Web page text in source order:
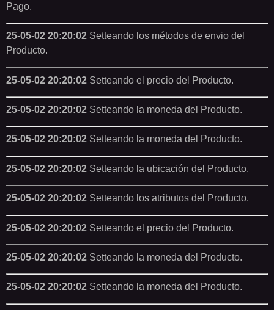
Pago.
25-05-02 20:20:02 Setteando los métodos de envio del
Producto.
25-05-02 20:20:02 Setteando el precio del Producto.
25-05-02 20:20:02 Setteando la moneda del Producto.
25-05-02 20:20:02 Setteando la moneda del Producto.
25-05-02 20:20:02 Setteando la ubicación del Producto.
25-05-02 20:20:02 Setteando los atributos del Producto.
25-05-02 20:20:02 Setteando el precio del Producto.
25-05-02 20:20:02 Setteando la moneda del Producto.
25-05-02 20:20:02 Setteando la moneda del Producto.